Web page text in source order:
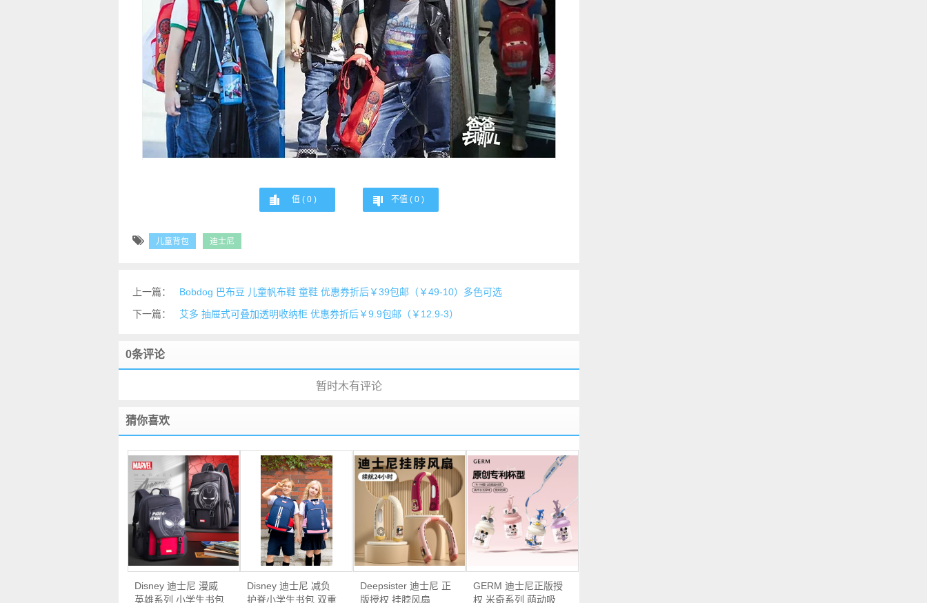
值 ( 0 ) 不值 ( 0 )
儿童背包 迪士尼
上一篇：
Bobdog 巴布豆 儿童帆布鞋 童鞋 优惠券折后￥39包邮（￥49-10）多色可选
下一篇：
艾多 抽屉式可叠加透明收纳柜 优惠券折后￥9.9包邮（￥12.9-3）
0条评论
暂时木有评论
猜你喜欢
Disney 迪士尼 漫威
英雄系列 小学生书包
Disney 迪士尼 减负
护脊小学生书包 双重
Deepsister 迪士尼 正
版授权 挂脖风扇
GERM 迪士尼正版授
权 米奇系列 萌动吸